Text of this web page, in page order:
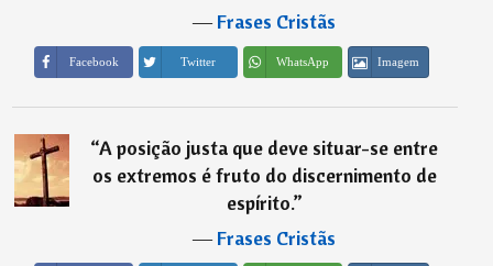
―Frases Cristãs
Facebook Twitter WhatsApp Imagem
“A posição justa que deve situar-se entre
os extremos é fruto do discernimento de
espírito.”
―Frases Cristãs